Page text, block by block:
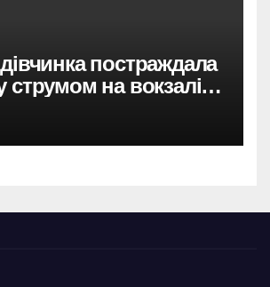
постраждала
струмом на вокзалі в